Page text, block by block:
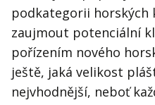
podkategorii horských
zaujmout potenciální
pořízením nového
ještě, jaká velikost
nejvhodnější, neboť